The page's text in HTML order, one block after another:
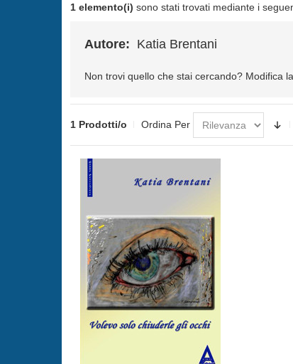
1 elemento(i) sono stati trovati mediante i
Autore: Katia Brentani
Non trovi quello che stai cercando? Modifica
1 Prodotti/o Ordina Per